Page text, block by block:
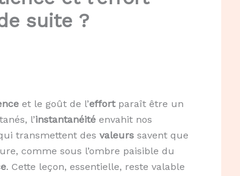
suite ?
et le goût de l’effortparaît être un
l’instantanéitéenvahit nos
transmettent des valeurssavent que
comme sous l’ombre paisible du
. Cette leçon, essentielle, reste valable